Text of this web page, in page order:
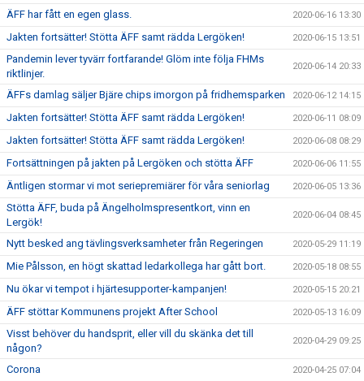
ÄFF har fått en egen glass. 2020-06-16 13:30
Jakten fortsätter! Stötta ÄFF samt rädda Lergöken! 2020-06-15 13:51
Pandemin lever tyvärr fortfarande! Glöm inte följa FHMs
riktlinjer.
2020-06-14 20:33
ÄFFs damlag säljer Bjäre chips imorgon på fridhemsparken 2020-06-12 14:15
Jakten fortsätter! Stötta ÄFF samt rädda Lergöken! 2020-06-11 08:09
Jakten fortsätter! Stötta ÄFF samt rädda Lergöken! 2020-06-08 08:29
Fortsättningen på jakten på Lergöken och stötta ÄFF 2020-06-06 11:55
Äntligen stormar vi mot seriepremiärer för våra seniorlag 2020-06-05 13:36
Stötta ÄFF, buda på Ängelholmspresentkort, vinn en
Lergök!
2020-06-04 08:45
Nytt besked ang tävlingsverksamheter från Regeringen 2020-05-29 11:19
Mie Pålsson, en högt skattad ledarkollega har gått bort. 2020-05-18 08:55
Nu ökar vi tempot i hjärtesupporter-kampanjen! 2020-05-15 20:21
ÄFF stöttar Kommunens projekt After School 2020-05-13 16:09
Visst behöver du handsprit, eller vill du skänka det till
någon?
2020-04-29 09:25
Corona 2020-04-25 07:04